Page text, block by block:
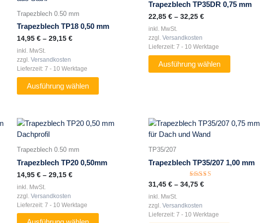
Trapezblech 0.50 mm
Trapezblech TP18 0,50 mm
14,95€ –29,15€
inkl. MwSt.
zzgl.Versandkosten
Lieferzeit:7 - 10 Werktage
Ausführung wählen
Varianten
auf.
Die
Optionen
können
Produktseite
werden
Trapezblech TP35DR 0,75 mm
22,85€ –32,25€
inkl. MwSt.
zzgl.Versandkosten
Lieferzeit:7 - 10 Werktage
Ausführung wählen
mehrere
Varianten
auf.
Die
können
auf
werden
Trapezblech 0.50 mm
Trapezblech TP20 0,50mm
14,95€ –29,15€
inkl. MwSt.
zzgl.Versandkosten
Lieferzeit:7 - 10 Werktage
Dieses
Produkt
mehrere
Varianten
auf.
Die
Optionen
TP35/207
Trapezblech TP35/207 1,00 mm
Bewertet
mit
31,45€ –34,75€
inkl. MwSt.
zzgl.Versandkosten
Lieferzeit:7 - 10 Werktage
Dieses
Produkt
Varianten
Die
Optionen
können